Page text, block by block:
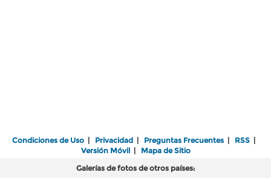
Condiciones de Uso | Privacidad | Preguntas Frecuentes | RSS |
Versión Móvil| Mapa de Sitio
Galerías de fotos de otros países: